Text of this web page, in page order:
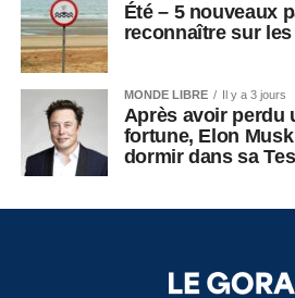
Été – 5 nouveaux
reconnaître sur
MONDE LIBRE Il y a 3 jours
Après avoir perdu
fortune, Elon
dormir dans sa